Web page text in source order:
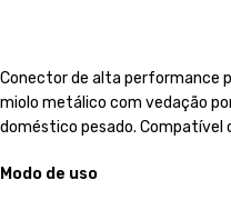
Conector de alta performance
miolo metálico com vedação
doméstico pesado. Compatível
Modo de uso